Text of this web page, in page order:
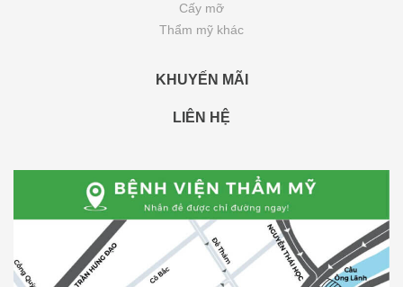
Cấy mỡ
Thẩm mỹ khác
KHUYẾN MÃI
LIÊN HỆ